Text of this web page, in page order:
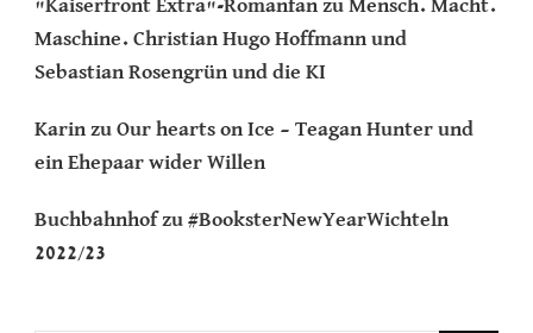
"Kaiserfront Extra"-Romanfan zu Mensch. Macht.
Maschine. Christian Hugo Hoffmann und
Sebastian Rosengrün und die KI
Karin zu Our hearts on Ice – Teagan Hunter und
ein Ehepaar wider Willen
Buchbahnhofzu #BooksterNewYearWichteln
2022/23